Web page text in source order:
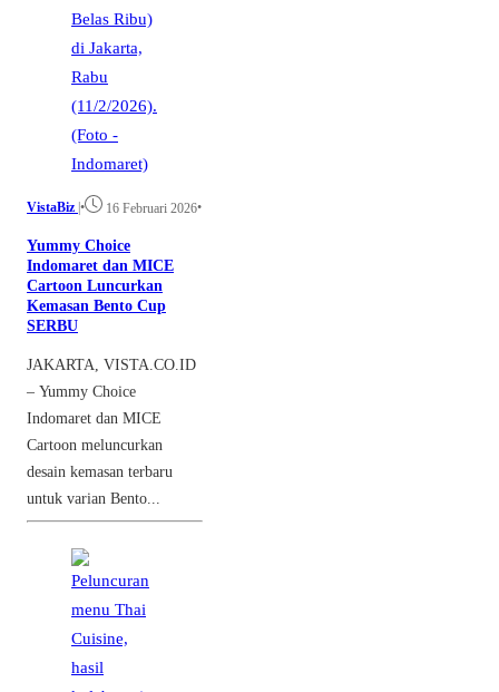
VistaBiz |• 16 Februari 2026•
Yummy Choice
Indomaret dan MICE
Cartoon Luncurkan
Kemasan Bento Cup
SERBU
JAKARTA, VISTA.CO.ID
– Yummy Choice
Indomaret dan MICE
Cartoon meluncurkan
desain kemasan terbaru
untuk varian Bento...